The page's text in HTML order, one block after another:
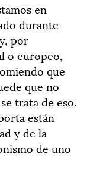
en
durante
por
o europeo,
que
que no
trata de eso.
están
y de la
de uno